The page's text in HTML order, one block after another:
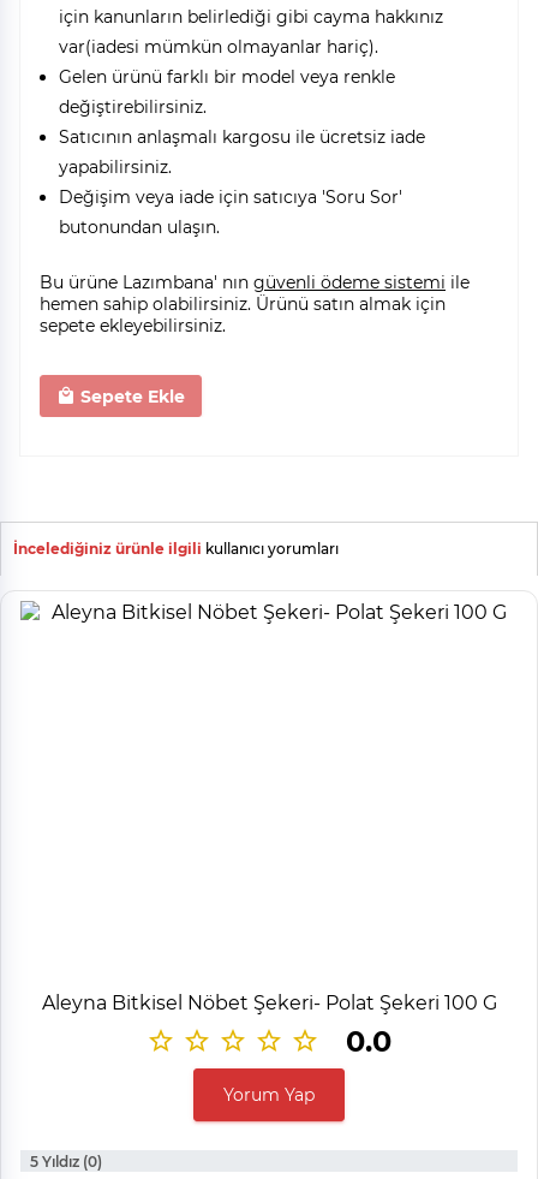
için kanunların belirlediği gibi cayma hakkınız
var(iadesi mümkün olmayanlar hariç).
Gelen ürünü farklı bir model veya renkle
değiştirebilirsiniz.
Satıcının anlaşmalı kargosu ile ücretsiz iade
yapabilirsiniz.
Değişim veya iade için satıcıya 'Soru Sor'
butonundan ulaşın.
Bu ürüne Lazımbana' nın güvenli ödeme sistemi ile
hemen sahip olabilirsiniz. Ürünü satın almak için
sepete ekleyebilirsiniz.
Sepete Ekle
İncelediğiniz ürünle ilgili kullanıcı yorumları
Aleyna Bitkisel Nöbet Şekeri- Polat Şekeri 100 G
0.0
Yorum Yap
5 Yıldız (0)